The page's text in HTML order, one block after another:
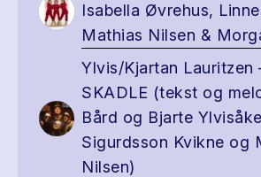
Isabella Øvrehus,
Mathias Nilsen &
Ylvis/Kjartan Lauritzen
SKADLE (tekst og
Bård og Bjarte
Sigurdsson Kvikne og
Nilsen)